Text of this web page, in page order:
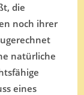
die
noch ihrer
natürliche
eines